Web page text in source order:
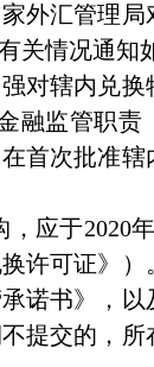
外汇管理局
关情况通知
对辖内兑换
融监管职责
首次批准辖
，应于2020年
许可证》）
诺书》，以
提交的，所